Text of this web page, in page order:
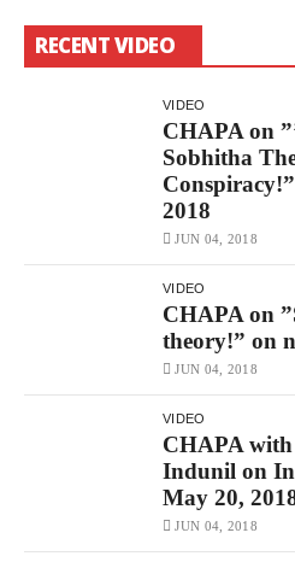
RECENT VIDEO
VIDEO
CHAPA on
Sobhitha
2018
JUN 04, 2018
VIDEO
CHAPA on
theory!” on
JUN 04, 2018
VIDEO
CHAPA
Indunil on
May 20,
JUN 04, 2018